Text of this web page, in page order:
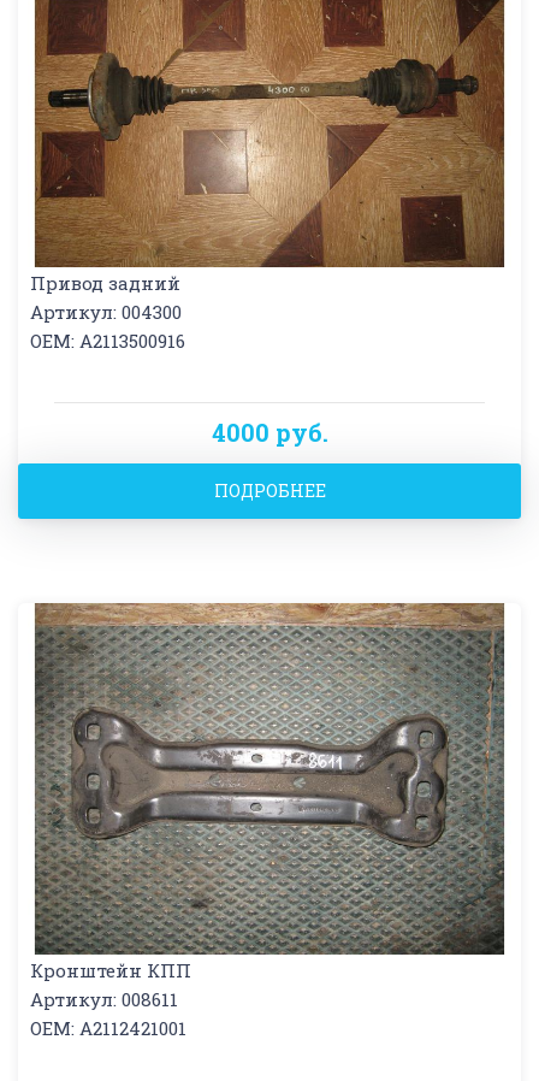
Привод задний
Артикул: 004300
OEM: A2113500916
4000 руб.
ПОДРОБНЕЕ
Кронштейн КПП
Артикул: 008611
OEM: A2112421001